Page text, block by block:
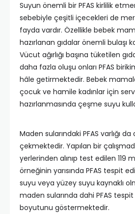
Suyun önemli bir PFAS kirlilik
sebebiyle çeşitli içecekleri de
fayda vardır. Özellikle bebek
hazırlanan gıdalar önemli bulaşı
Vücut ağırlığı başına tüketilen
daha fazla oluşu onları PFAS
hâle getirmektedir. Bebek
çocuk ve hamile kadınlar için
hazırlanmasında çeşme suyu
Maden sularındaki PFAS varlığı da
çekmektedir. Yapılan bir
yerlerinden alınıp test edilen 119
örneğinin yarısında PFAS tespit
suyu veya yüzey suyu kaynaklı
maden sularında dahi PFAS
boyutunu göstermektedir.